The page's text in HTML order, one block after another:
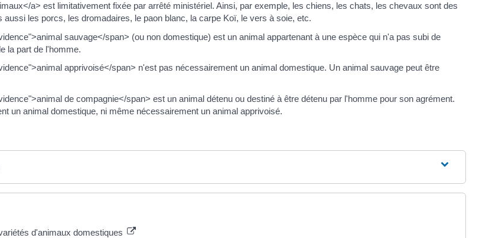
a> est limitativement fixée par arrêté ministériel. Ainsi, par exemple, les chiens, les chats, les chevaux sont des
les porcs, les dromadaires, le paon blanc, la carpe Koï, le vers à soie, etc.
sauvage</span> (ou non domestique) est un animal appartenant à une espèce qui n'a pas subi de
la part de l'homme.
apprivoisé</span> n'est pas nécessairement un animal domestique. Un animal sauvage peut être
de compagnie</span> est un animal détenu ou destiné à être détenu par l'homme pour son agrément.
un animal domestique, ni même nécessairement un animal apprivoisé.
d'animaux domestiques